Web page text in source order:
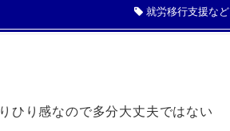
就労移行支援など
ひり感なので多分大丈夫ではない